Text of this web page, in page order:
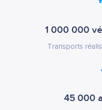
1 000 000
Transports
45 000